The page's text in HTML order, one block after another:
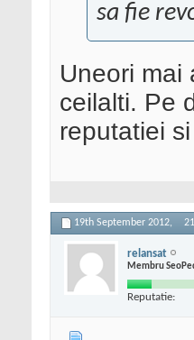
sa fie
Uneori mai
ceilalti. Pe
reputatiei
19th September 2012,
relansat
Membru
Reputatie: